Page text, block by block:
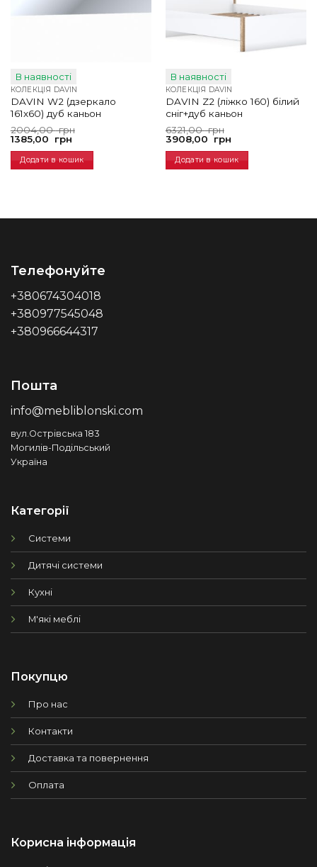
В наявності
КОЛЕКЦІЯ DAVIN
DAVIN W2 (дзеркало
161х60) дуб каньон
2004,00грн
Оригінальна
ціна:
2004,00
грн.
1385,00 грн
Поточна
ціна:
1385,00
грн.
Додати в кошик
В наявності
КОЛЕКЦІЯ DAVIN
DAVIN Z2 (ліжко 160) білий
сніг+дуб каньон
6321,00грн
Оригінальна
ціна:
6321,00
грн.
3908,00 грн
Поточна
ціна:
3908,00
грн.
Додати в кошик
Телефонуйте
+380674304018
+380977545048
+380966644317
Пошта
info@mebliblonski.com
вул.Острівська 183
Могилів-Подільський
Україна
Категорії
Системи
Дитячі системи
Кухні
М'які меблі
Покупцю
Про нас
Контакти
Доставка та повернення
Оплата
Корисна інформація